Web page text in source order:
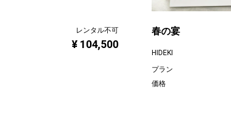
レンタル不可
¥ 104,500
春の宴
HIDEKI
プラン
価格